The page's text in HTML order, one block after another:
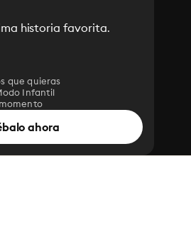
historia favorita.
que quieras
Infantil
ahora